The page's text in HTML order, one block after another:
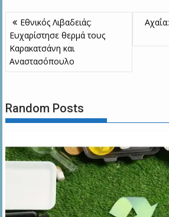
Πλοήγηση
άρθρων
Εθνικός Λιβαδειάς:
Ευχαρίστησε θερμά τους
Καρακατσάνη και
Αναστασόπουλο
Random Posts